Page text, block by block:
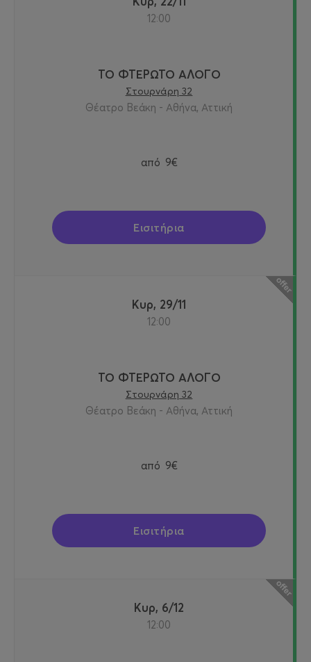
12:00
ΤΟ ΦΤΕΡΩΤΟ ΑΛΟΓΟ
Στουρνάρη 32
Θέατρο Βεάκη - Αθήνα, Αττική
από 9€
Εισιτήρια
Κυρ, 29/11
12:00
ΤΟ ΦΤΕΡΩΤΟ ΑΛΟΓΟ
Στουρνάρη 32
Θέατρο Βεάκη - Αθήνα, Αττική
από 9€
Εισιτήρια
Κυρ, 6/12
12:00